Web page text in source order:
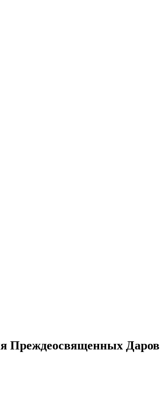
Преждеосвященных Даров